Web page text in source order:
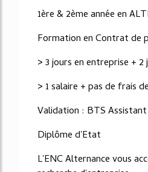
1ère & 2ème année en
Formation en Contrat de
> 3 jours en entreprise + 2
> 1 salaire + pas de frais
Validation : BTS
Diplôme d'Etat
L'ENC Alternance vous